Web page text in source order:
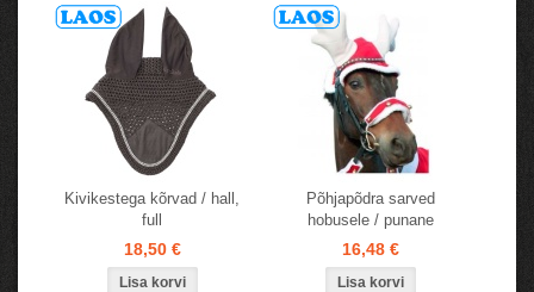
Kivikestega kõrvad / hall,
full
18,50 €
Põhjapõdra sarved
hobusele / punane
16,48 €